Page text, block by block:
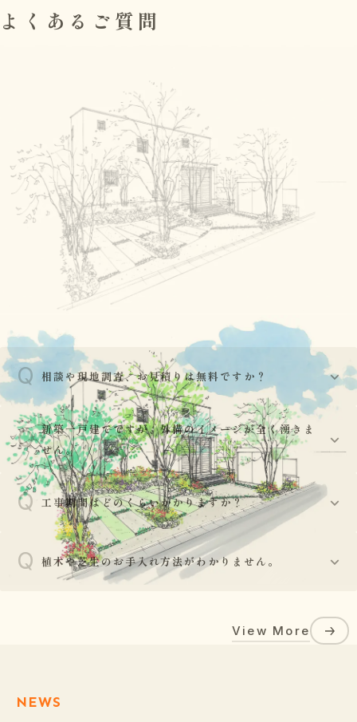
よくあるご質問
Q 相談や現地調査、お見積りは無料ですか？
A はい、基本的には現地調査からお見積り、プランニング
まで無料で承っております。お気軽にご相談ください。
Q 新築一戸建てですが、外構のイメージが全く湧きま
せん。
A
ご安心ください。建物の外観図や平面図をお持ちいただ
ければ、外壁や玄関ドアの色調との調和を考え、お客様
の建物をより引き立てるデザインをご提案いたします。
Q 工事期間はどのくらいかかりますか？
工事の規模により異なりますが、部分的な工事であれば
数日〜1週間程度、新築の外構一式工事であれば3週間〜
Q 植木や芝生のお手入れ方法がわかりません。
植栽工事後には、水やりの頻度や剪定の時期、肥料の与
え方など、植物が長持ちするための正しいお手入れ方法
View More
NEWS